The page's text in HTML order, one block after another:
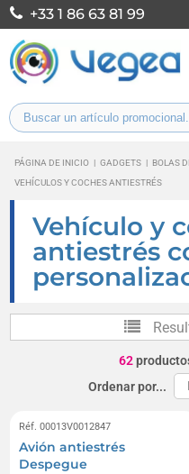
+33 1 86 63 81 99
PÁGINA DE INICIO | GADGETS | BOLAS
VEHÍCULOS Y COCHES ANTIESTRÉS
Vehículo y
antiestrés
62
Ordenar por...
Réf. 00013V0012847
Avión antiestrés
Despegue